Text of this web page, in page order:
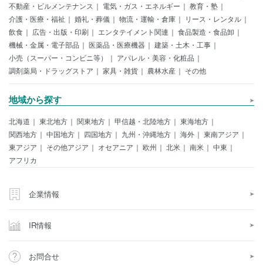
不動産・ビルメンテナンス
電気・ガス・エネルギー
教育・塾
介護・医療・福祉
婚礼・葬儀 物流・運輸・倉庫
リース・レンタル
飲食
広告・出版・印刷 エンタテイメント関連
食品製造・食品卸
機械・金属・電子部品
医薬品・医療機器
建築・土木・工事
小売（スーパー・コンビニ等）
アパレル・美容・化粧品
調剤薬局・ドラッグストア
家具・雑貨 農林水産 その他
地域から探す
北海道 東北地方 関東地方 甲信越・北陸地方
東海地方
関西地方
中国地方 四国地方 九州・沖縄地方 海外
東南アジア
東アジア
その他アジア オセアニア 欧州 北米 南米
中東
アフリカ
企業情報
IR情報
お問合せ